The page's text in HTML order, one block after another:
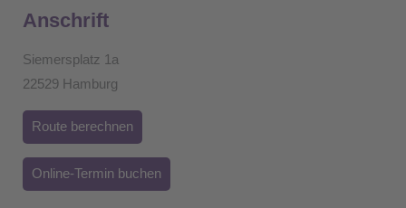
Anschrift
Siemersplatz 1a
22529 Hamburg
Route berechnen
Online-Termin buchen